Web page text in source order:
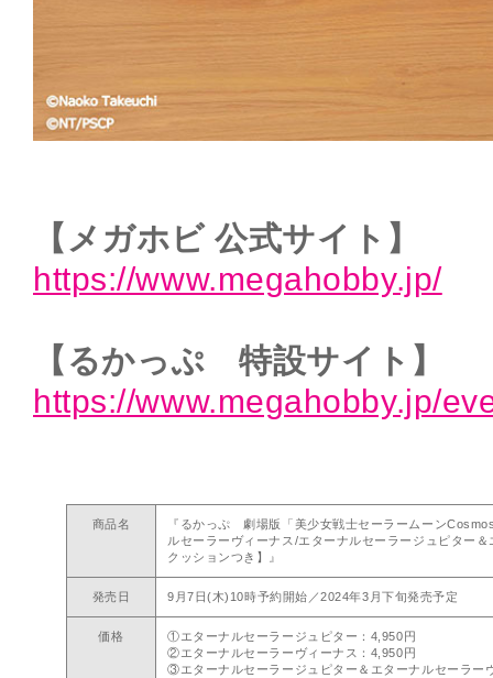
【メガホビ 公式サイト】
https://www.megahobby.jp/
【るかっぷ 特設サイト】
https://www.megahobby.jp/
商品名
『るかっぷ 劇場版「美少女戦士セーラームーン
ルセーラーヴィーナス/エターナルセーラージュピター
クッションつき】』
発売日 9月7日(木)10時予約開始／2024年3月下旬発売予定
価格
①エターナルセーラージュピター：4,950円
②エターナルセーラーヴィーナス：4,950円
③エターナルセーラージュピター＆エターナルセーラー